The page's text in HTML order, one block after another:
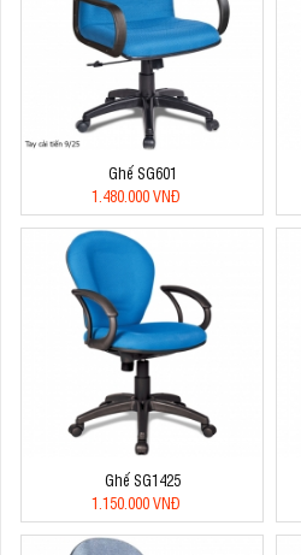
Ghế SG601
1.480.000 VNĐ
Ghế SG1425
1.150.000 VNĐ